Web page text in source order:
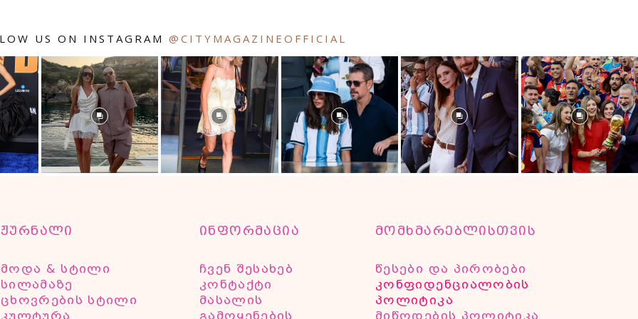
US ON INSTAGRAM @CITYMAGAZINEOFFICIAL
ჟურნალი
მოდა & სტილი
სილამაზე
ცხოვრების სტილი
კულტურა
ინფორმაცია
ჩვენ შესახებ
კონტაქტი
მასალის
გამოყენების
მომხმარებლისთვის
წესები და პირობები
კონფიდენციალობის
პოლიტიკა
მიწოდების პოლიტიკა